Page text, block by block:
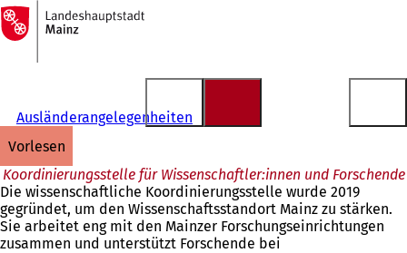
Inhalt anspringen
Zur
Startseite
Ausländerangelegenheiten
vorlesen
Koordinierungsstelle für Wissenschaftler:innen und Forschende
Die wissenschaftliche Koordinierungsstelle wurde 2019
gegründet, um den Wissenschaftsstandort Mainz zu stärken.
Sie arbeitet eng mit den Mainzer Forschungseinrichtungen
zusammen und unterstützt Forschende bei